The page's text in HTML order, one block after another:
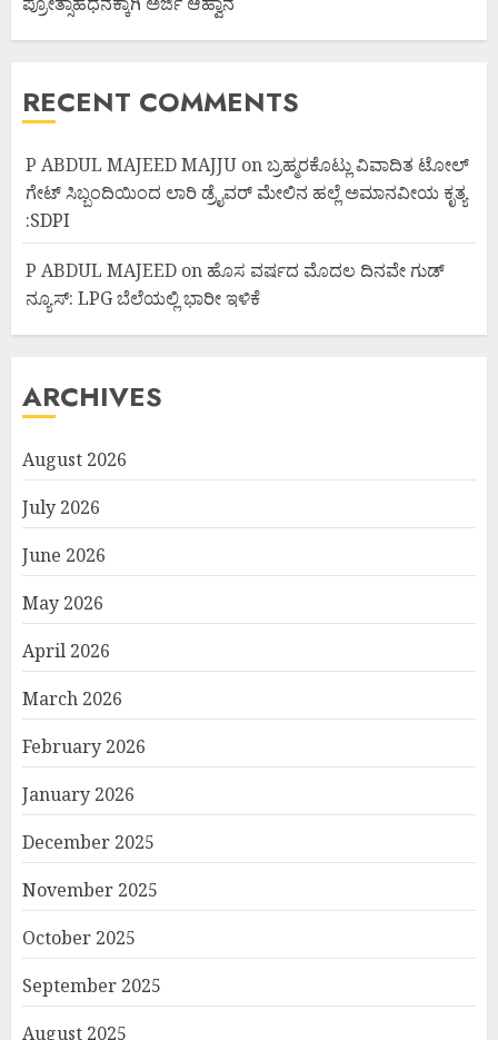
RECENT COMMENTS
P ABDUL MAJEED MAJJU onಬ್ರಹ್ಮರಕೊಟ್ಲು ವಿವಾದಿತ ಟೋಲ್
ಗೇಟ್ ಸಿಬ್ಬಂದಿಯಿಂದ ಲಾರಿ ಡ್ರೈವರ್ ಮೇಲಿನ ಹಲ್ಲೆ ಅಮಾನವೀಯ ಕೃತ್ಯ
:SDPI
P ABDUL MAJEED on ಹೊಸ ವರ್ಷದ ಮೊದಲ ದಿನವೇ ಗುಡ್
ನ್ಯೂಸ್: LPG ಬೆಲೆಯಲ್ಲಿ ಭಾರೀ ಇಳಿಕೆ
ARCHIVES
August 2026
July 2026
June 2026
May 2026
April 2026
March 2026
February 2026
January 2026
December 2025
November 2025
October 2025
September 2025
August 2025